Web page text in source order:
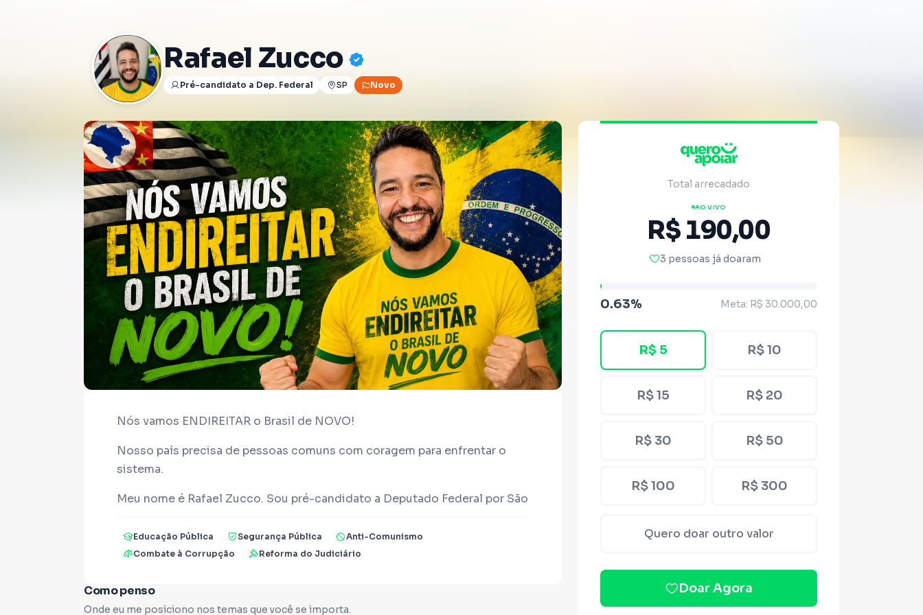
Rafael Zucco
Pré-candidato a Dep. Federal SP Novo
Nós vamos ENDIREITAR o Brasil de NOVO!
Nosso país precisa de pessoas comuns com coragem para enfrentar o
sistema.
Meu nome é Rafael Zucco. Sou pré-candidato a Deputado Federal por São
corrupção, desperdício de dinheiro público e abusos do poder político.
o fim da aposentadoria especial para políticos. Também apresentei
Educação Pública Segurança Pública
Anti-Comunismo
Combate à Corrupção
Reforma do Judiciário
Como penso
Onde eu me posiciono nos temas que você se importa.
Total arrecadado
AO VIVO
R$ 190,00
3 pessoas já doaram
0.63% Meta: R$ 30.000,00
R$ 5 R$ 10
R$ 15 R$ 20
R$ 30 R$ 50
R$ 100 R$ 300
Quero doar outro valor
Doar Agora